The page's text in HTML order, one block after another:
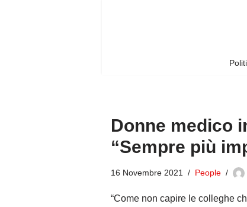
Donne medico
“Sempre più
16 Novembre 2021 People
“Come non capire le colleghe